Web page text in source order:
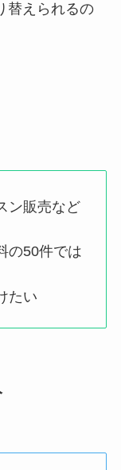
替えられるの
ン販売など
の50件では
たい